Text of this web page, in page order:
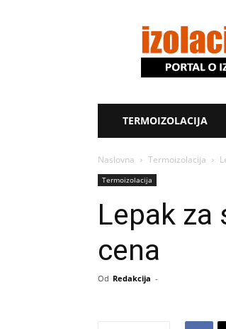
Izolacija.rs
TERMOIZOLACIJA
Naslovna Termoizolacija
Termoizolacija
Lepak
cena
Od Redakcija -